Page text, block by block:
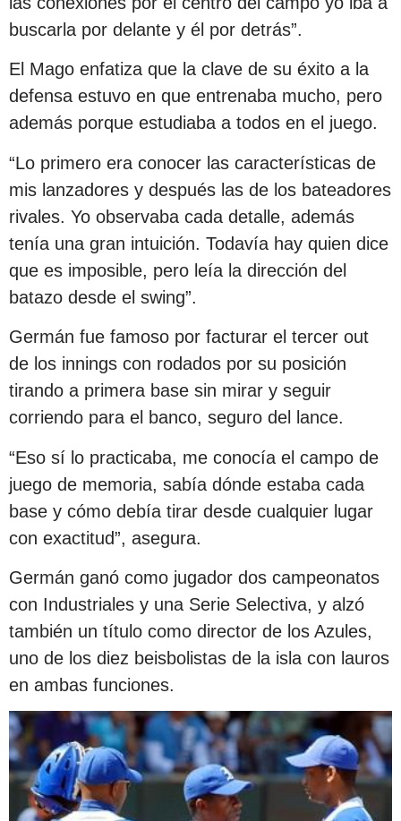
buscarla por delante y él por detrás”.
El Mago enfatiza que la clave de su éxito a la
defensa estuvo en que entrenaba mucho, pero
además porque estudiaba a todos en el juego.
“Lo primero era conocer las características de
mis lanzadores y después las de los bateadores
rivales. Yo observaba cada detalle, además
tenía una gran intuición. Todavía hay quien dice
que es imposible, pero leía la dirección del
batazo desde el swing”.
Germán fue famoso por facturar el tercer out
de los innings con rodados por su posición
tirando a primera base sin mirar y seguir
corriendo para el banco, seguro del lance.
“Eso sí lo practicaba, me conocía el campo de
juego de memoria, sabía dónde estaba cada
base y cómo debía tirar desde cualquier lugar
con exactitud”, asegura.
Germán ganó como jugador dos campeonatos
con Industriales y una Serie Selectiva, y alzó
también un título como director de los Azules,
uno de los diez beisbolistas de la isla con lauros
en ambas funciones.